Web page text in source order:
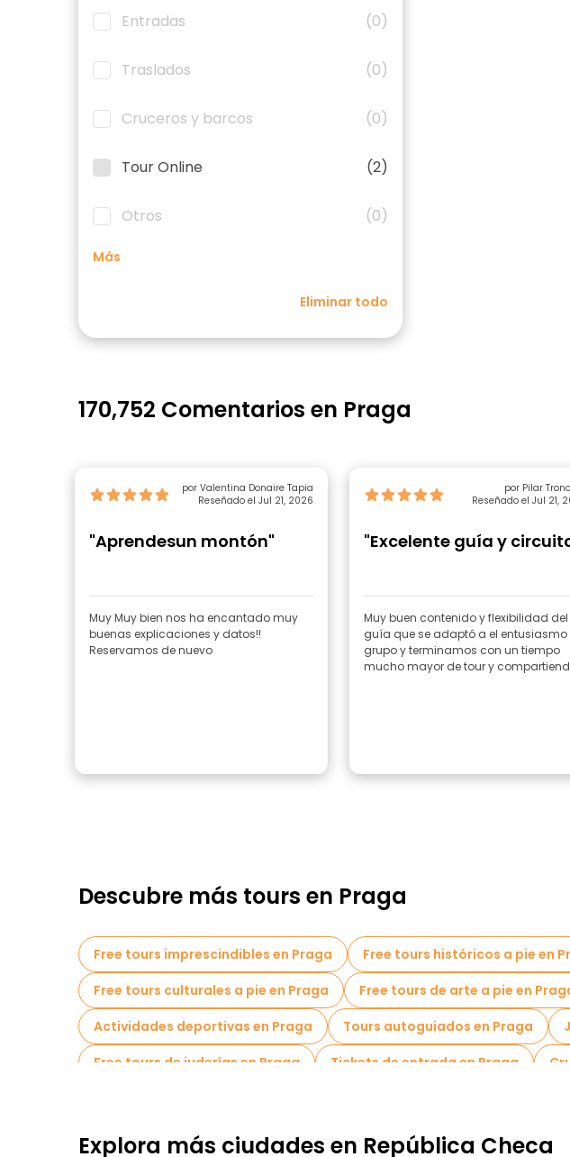
Entradas (0)
Traslados (0)
Cruceros y barcos (0)
Tour Online (2)
Otros (0)
Más
Eliminar todo
170,752 Comentarios en Praga
por Valentina Donaire Tapia
Reseñado el Jul 21, 2026
"Aprendesun montón"
Muy Muy bien nos ha encantado muy
buenas explicaciones y datos!!
Reservamos de nuevo
por Pilar
Reseñado el Jul 21,
"Excelente guía y
Muy buen contenido y flexibilidad del
guía que se adaptó a el entusiasmo
grupo y terminamos con un tiempo
mucho mayor de tour y
Descubre más tours en Praga
Free tours imprescindibles en Praga Free tours históricos a pie en
Free tours culturales a pie en Praga
Free tours de arte a pie en
Actividades deportivas en Praga
Tours autoguiados en Praga
Free tours de juderías en Praga
Tickets de entrada en Praga
Tours de degustación locales en Praga
Tours Navideños en Praga
Explora más ciudades en República Checa